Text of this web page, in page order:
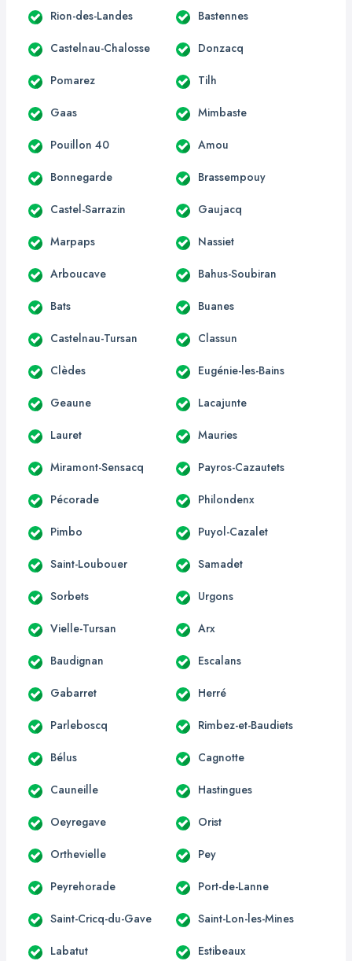
Rion-des-Landes Bastennes
Castelnau-Chalosse Donzacq
Pomarez Tilh
Gaas Mimbaste
Pouillon 40 Amou
Bonnegarde Brassempouy
Castel-Sarrazin Gaujacq
Marpaps Nassiet
Arboucave Bahus-Soubiran
Bats Buanes
Castelnau-Tursan Classun
Clèdes Eugénie-les-Bains
Geaune Lacajunte
Lauret Mauries
Miramont-Sensacq Payros-Cazautets
Pécorade Philondenx
Pimbo Puyol-Cazalet
Saint-Loubouer Samadet
Sorbets Urgons
Vielle-Tursan Arx
Baudignan Escalans
Gabarret Herré
Parleboscq Rimbez-et-Baudiets
Bélus Cagnotte
Cauneille Hastingues
Oeyregave Orist
Orthevielle Pey
Peyrehorade Port-de-Lanne
Saint-Cricq-du-Gave Saint-Lon-les-Mines
Labatut Estibeaux